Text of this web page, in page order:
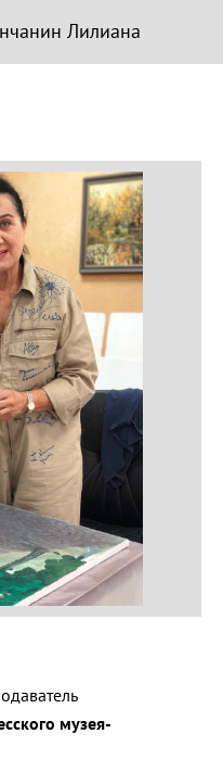
Лилиана
музея-
зарубежное
гора
Гора
Левитана
Заречье
Набережная
Торговая
площадь
Верхний
Плёс
Волга и
левый берег
на
Весна
Лето